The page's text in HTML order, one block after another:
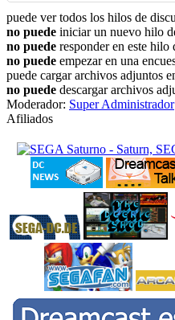
puede ver todos los hilos de
no puede iniciar un nuevo hilo
no puede responder en este hilo
no puede empezar en una
puede cargar archivos adjuntos
no puede descargar archivos
Moderador: Super Administrador
Afiliados